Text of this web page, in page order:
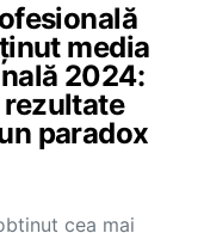
media
2024:
paradox
cea mai